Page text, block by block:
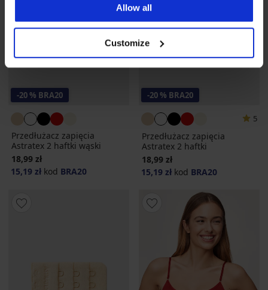
Allow all
Customize
-20 % BRA20
Przedłużacz zapięcia
Astratex 2 haftki wąski
18,99 zł
15,19 zł kod BRA20
-20 % BRA20
5
Przedłużacz zapięcia
Astratex 2 haftki
18,99 zł
15,19 zł kod BRA20